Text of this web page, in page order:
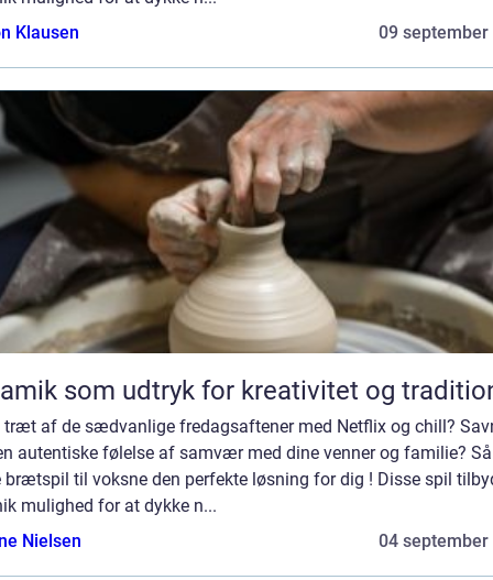
Klausen
09 september
som udtryk for kreativitet og
træt af de sædvanlige fredagsaftener med Netflix og chill?
autentiske følelse af samvær med dine venner og familie?
brætspil til voksne den perfekte løsning for dig ! Disse spil
mulighed for at dykke n...
Nielsen
04 september